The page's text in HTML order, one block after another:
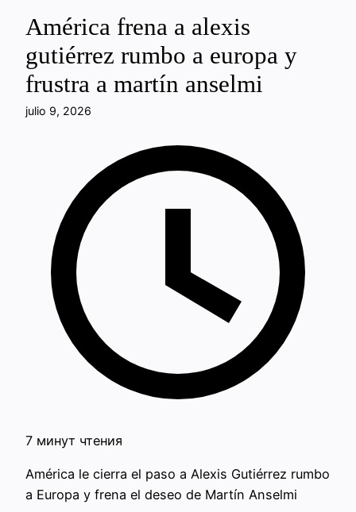
América frena a alexis
gutiérrez rumbo a europa y
frustra a martín anselmi
julio 9, 2026
7 минут чтения
América le cierra el paso a Alexis Gutiérrez rumbo
a Europa y frena el deseo de Martín Anselmi